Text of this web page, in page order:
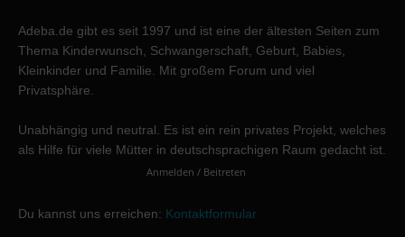
Adeba.de gibt es seit 1997 und ist eine der ältesten Seiten zum
Thema Kinderwunsch, Schwangerschaft, Geburt, Babies,
Kleinkinder und Familie. Mit großem Forum und viel
Privatsphäre.
Unabhängig und neutral. Es ist ein rein privates Projekt, welches
als Hilfe für viele Mütter in deutschsprachigen Raum gedacht ist.
Anmelden / Beitreten
Du kannst uns erreichen: Kontaktformular